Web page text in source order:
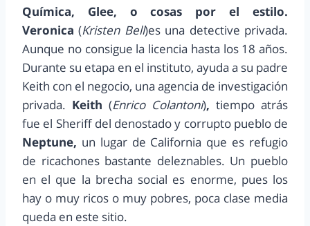
Química, Glee, o cosas por el estilo.
Veronica(Kristen Bell)es una detective privada.
Aunque no consigue la licencia hasta los 18 años.
Durante su etapa en el instituto, ayuda a su padre
Keith con el negocio, una agencia de investigación
privada. Keith (Enrico Colantoni), tiempo atrás
fue el Sheriff del denostado y corrupto pueblo de
Neptune, un lugar de California que es refugio
de ricachones bastante deleznables. Un pueblo
en el que la brecha social es enorme, pues los
hay o muy ricos o muy pobres, poca clase media
queda en este sitio.